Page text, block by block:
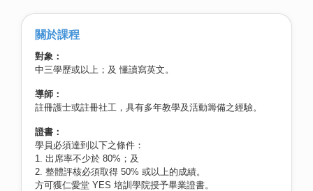
關於課程
對象：
中三學歷或以上；及 懂讀寫英文。
導師：
註冊護士或註冊社工，具有多年教學及活動籌備之經驗。
證書：
學員必須達到以下之條件：
1. 出席率不少於 80%；及
2. 整體評核必須取得 50% 或以上的成績。
方可獲仁愛堂 YES 培訓學院授予畢業證書。